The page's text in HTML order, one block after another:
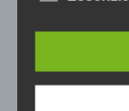
Weidenkörbe
unsere
lesbar und